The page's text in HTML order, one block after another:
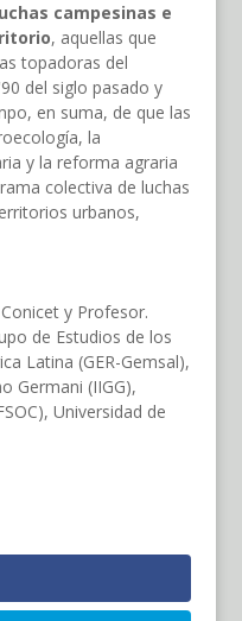
campesinas e
, aquellas que
topadoras del
del siglo pasado y
en suma, de que las
la
y la reforma agraria
colectiva de luchas
urbanos,
y Profesor.
de Estudios de los
Latina (GER-Gemsal),
Germani (IIGG),
Universidad de